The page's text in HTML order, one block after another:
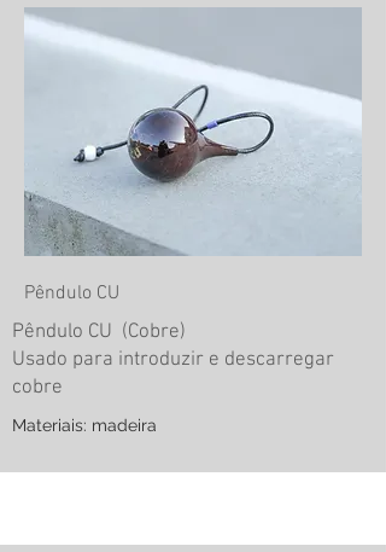
Pêndulo CU
Pêndulo CU (Cobre)
Usado para introduzir e descarregar
cobre
Materiais: madeira